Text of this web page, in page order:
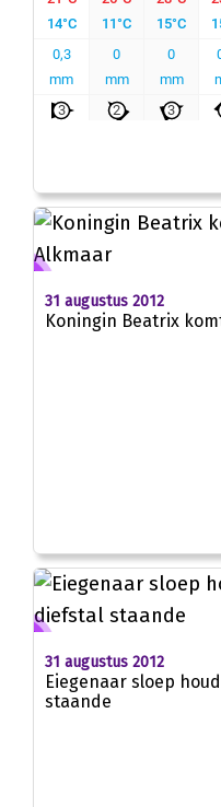
31 augustus 2012
Koningin Beatrix
31 augustus 2012
Eiegenaar sloep
staande